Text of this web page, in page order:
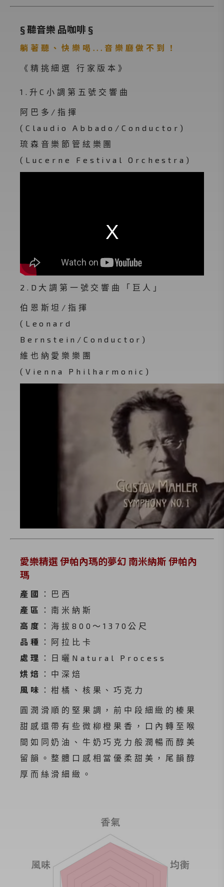
§ 聽音樂 品咖啡 §
躺著聽、快樂喝...音樂廳做不到！
《精挑細選 行家版本》
1.升C小調第五號交響曲
阿巴多/指揮
(Claudio Abbado/Conductor)
琉森音樂節管絃樂團
(Lucerne Festival Orchestra)
2.D大調第一號交響曲「巨人」
伯恩斯坦/指揮
(Leonard
Bernstein/Conductor)
維也納愛樂樂團
(Vienna Philharmonic)
愛樂精選 伊帕內瑪的夢幻 南米納斯 伊帕內
瑪
產國
：巴西
產區
：南米納斯
高度
：海拔800～1370公尺
品種
：阿拉比卡​
處理
：日曬Natural Process
烘焙
：中深焙
風味
：柑橘、核果、巧克力
圓潤滑順的堅果調，前中段細緻的榛果
甜感還帶有些微柳橙果香，口內轉至喉
間如同奶油、牛奶巧克力般潤暢而醇美
留韻。整體口感相當優柔甜美，尾韻醇
厚而絲滑細緻。